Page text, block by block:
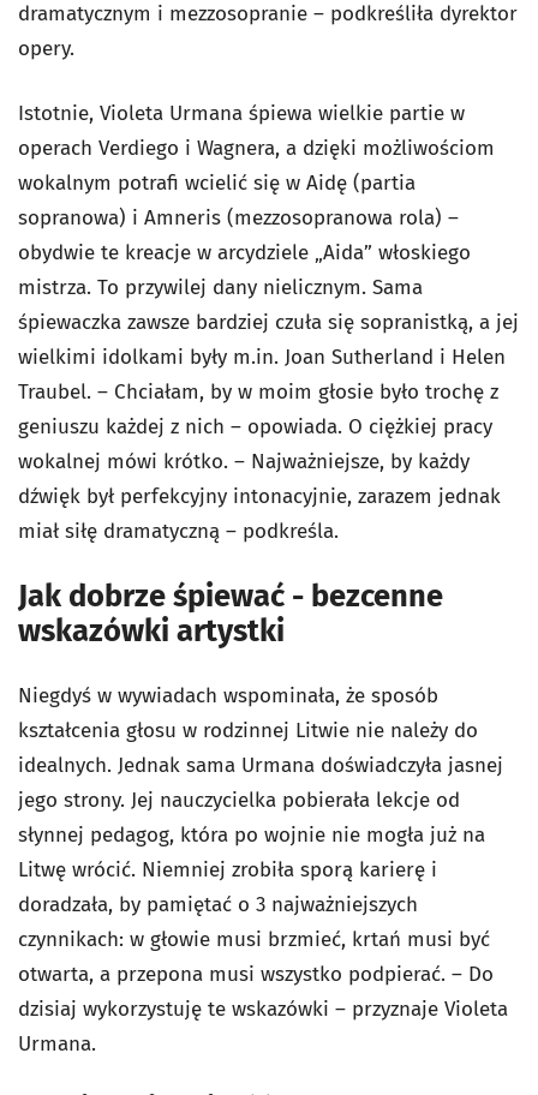
dramatycznym i mezzosopranie – podkreśliła dyrektor
opery.
Istotnie, Violeta Urmana śpiewa wielkie partie w
operach Verdiego i Wagnera, a dzięki możliwościom
wokalnym potrafi wcielić się w Aidę (partia
sopranowa) i Amneris (mezzosopranowa rola) –
obydwie te kreacje w arcydziele „Aida” włoskiego
mistrza. To przywilej dany nielicznym. Sama
śpiewaczka zawsze bardziej czuła się sopranistką, a jej
wielkimi idolkami były m.in. Joan Sutherland i Helen
Traubel. – Chciałam, by w moim głosie było trochę z
geniuszu każdej z nich – opowiada. O ciężkiej pracy
wokalnej mówi krótko. – Najważniejsze, by każdy
dźwięk był perfekcyjny intonacyjnie, zarazem jednak
miał siłę dramatyczną – podkreśla.
Jak dobrze śpiewać - bezcenne
wskazówki artystki
Niegdyś w wywiadach wspominała, że sposób
kształcenia głosu w rodzinnej Litwie nie należy do
idealnych. Jednak sama Urmana doświadczyła jasnej
jego strony. Jej nauczycielka pobierała lekcje od
słynnej pedagog, która po wojnie nie mogła już na
Litwę wrócić. Niemniej zrobiła sporą karierę i
doradzała, by pamiętać o 3 najważniejszych
czynnikach: w głowie musi brzmieć, krtań musi być
otwarta, a przepona musi wszystko podpierać. – Do
dzisiaj wykorzystuję te wskazówki – przyznaje Violeta
Urmana.